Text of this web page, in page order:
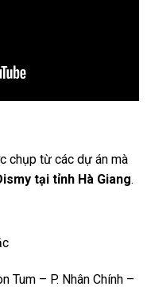
chụp từ các dự án mà
tại tỉnh Hà Giang.
Tum – P. Nhân Chính –